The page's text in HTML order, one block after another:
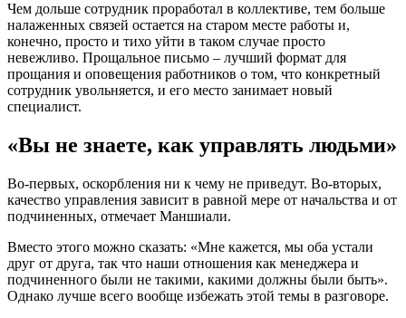
Чем дольше сотрудник проработал в коллективе, тем больше
налаженных связей остается на старом месте работы и,
конечно, просто и тихо уйти в таком случае просто
невежливо. Прощальное письмо – лучший формат для
прощания и оповещения работников о том, что конкретный
сотрудник увольняется, и его место занимает новый
специалист.
«Вы не знаете, как управлять людьми»
Во-первых, оскорбления ни к чему не приведут. Во-вторых,
качество управления зависит в равной мере от начальства и от
подчиненных, отмечает Маншиали.
Вместо этого можно сказать: «Мне кажется, мы оба устали
друг от друга, так что наши отношения как менеджера и
подчиненного были не такими, какими должны были быть».
Однако лучше всего вообще избежать этой темы в разговоре.